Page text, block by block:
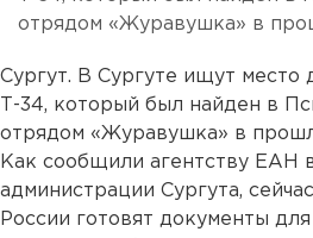
отрядом «Журавушка» в
Сургут. В Сургуте ищут место
Т-34, который был найден в
отрядом «Журавушка» в
Как сообщили агентству ЕАН
администрации Сургута,
России готовят документы